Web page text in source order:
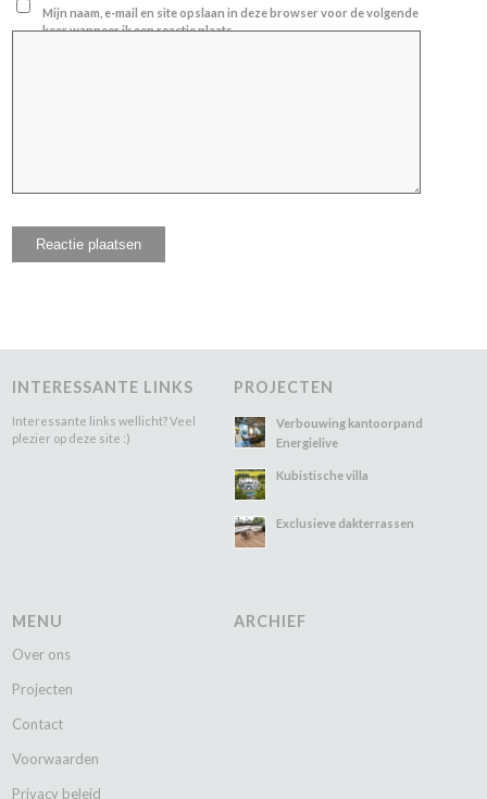
Mijn naam, e-mail en site opslaan in deze browser voor de volgende
keer wanneer ik een reactie plaats.
INTERESSANTE LINKS
Interessante links wellicht? Veel
plezier op deze site :)
PROJECTEN
Verbouwing kantoorpand
Energielive
Kubistische villa
Exclusieve dakterrassen
MENU
Over ons
Projecten
Contact
Voorwaarden
Privacy beleid
ARCHIEF